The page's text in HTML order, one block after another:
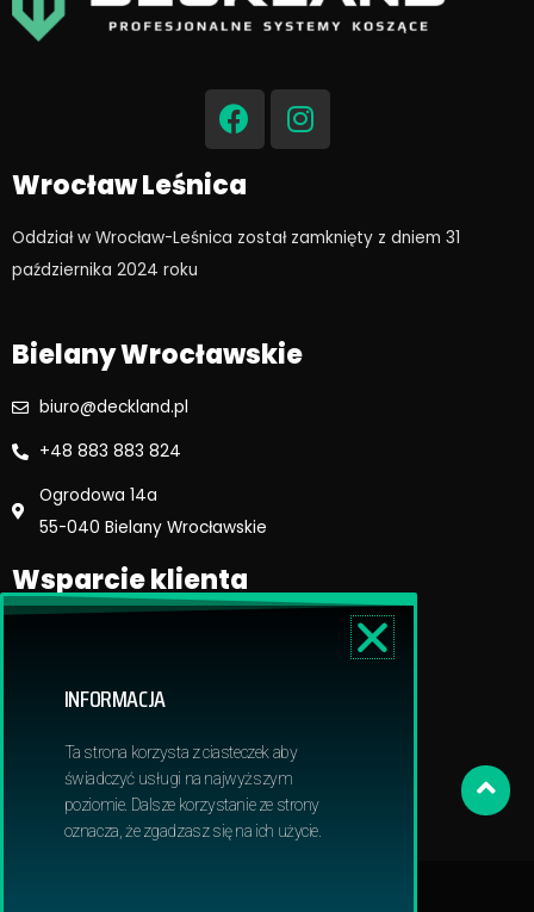
F
a
c
e
b
o
I
n
s
g
Wrocław Leśnica
Oddział w Wrocław-Leśnica został zamknięty z dniem 31
października 2024 roku​
Bielany Wrocławskie
biuro@deckland.pl
+48 883 883 824
Ogrodowa 14a
55-040 Bielany Wrocławskie
Wsparcie klienta
Dostawa i płatność
Obowiązek informacyjny RODO
INFORMACJA
Ta strona korzysta z ciasteczek aby
świadczyć usługi na najwyższym
poziomie. Dalsze korzystanie ze strony
oznacza, że zgadzasz się na ich użycie.